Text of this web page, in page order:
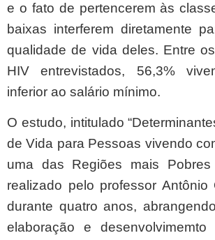
e o fato de pertencerem às
baixas interferem diretamente
qualidade de vida deles. Entre
HIV entrevistados, 56,3%
inferior ao salário mínimo.
O estudo, intitulado
de Vida para Pessoas vivendo
uma das Regiões mais
realizado pelo professor Antônio
durante quatro anos,
elaboração e